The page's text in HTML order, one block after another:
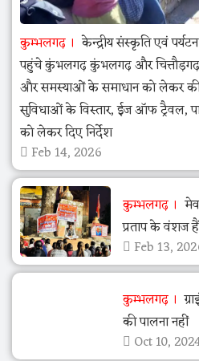
कुम्भलगढ़
केन्द्रीय संस्कृति एवं
पहुंचे कुंभलगढ़ कुंभलगढ़ और चित्तौड़गढ़
और समस्याओं के समाधान को लेकर की
सुविधाओं के विस्तार, ईज ऑफ ट्रैवल,
को लेकर दिए निर्देश
Feb 14, 2026
कुम्भलगढ़
प्रताप के वंशज
Feb 13,
कुम्भलगढ़
की पालना नहीं
Oct 10,